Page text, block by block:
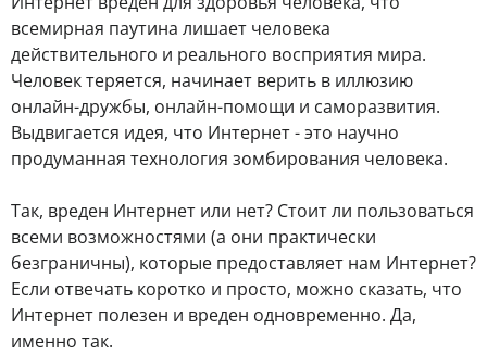
всемирная паутина лишает человека
действительного и реального восприятия мира.
Человек теряется, начинает верить в иллюзию
онлайн-дружбы, онлайн-помощи и саморазвития.
Выдвигается идея, что Интернет - это научно
продуманная технология зомбирования человека.
Так, вреден Интернет или нет? Стоит ли пользоваться
всеми возможностями (а они практически
безграничны), которые предоставляет нам Интернет?
Если отвечать коротко и просто, можно сказать, что
Интернет полезен и вреден одновременно. Да,
именно так.